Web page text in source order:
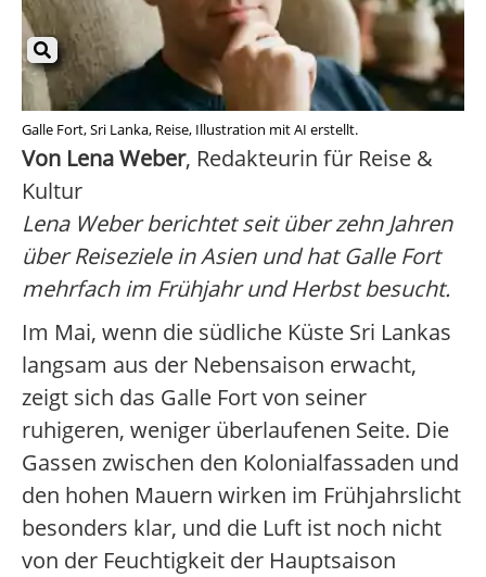
Galle Fort, Sri Lanka, Reise, Illustration mit AI erstellt.
Von Lena Weber, Redakteurin für Reise &
Kultur
Lena Weber berichtet seit über zehn Jahren
über Reiseziele in Asien und hat Galle Fort
mehrfach im Frühjahr und Herbst besucht.
Im Mai, wenn die südliche Küste Sri Lankas
langsam aus der Nebensaison erwacht,
zeigt sich das Galle Fort von seiner
ruhigeren, weniger überlaufenen Seite. Die
Gassen zwischen den Kolonialfassaden und
den hohen Mauern wirken im Frühjahrslicht
besonders klar, und die Luft ist noch nicht
von der Feuchtigkeit der Hauptsaison